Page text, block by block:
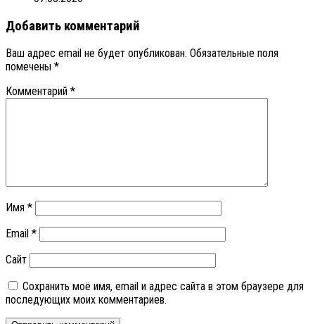
Добавить комментарий
Ваш адрес email не будет опубликован. Обязательные поля
помечены *
Комментарий *
Имя *
Email *
Сайт
Сохранить моё имя, email и адрес сайта в этом браузере для
последующих моих комментариев.